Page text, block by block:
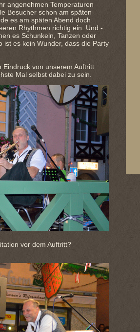
angenehmen Temperaturen
Besucher schon am späten
es am späten Abend doch
Rhythmen richtig ein. Und -
es Schunkeln, Tanzen oder
ist es kein Wunder, dass die Party
Eindruck von unserem Auftritt
Mal selbst dabei zu sein.
vor dem Auftritt?